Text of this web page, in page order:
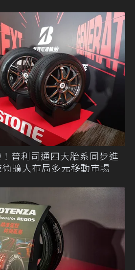
普利司通四大胎系同步進
擴大布局多元移動市場